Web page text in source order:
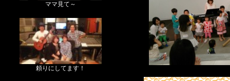
ママ見て～
頼りにしてます！